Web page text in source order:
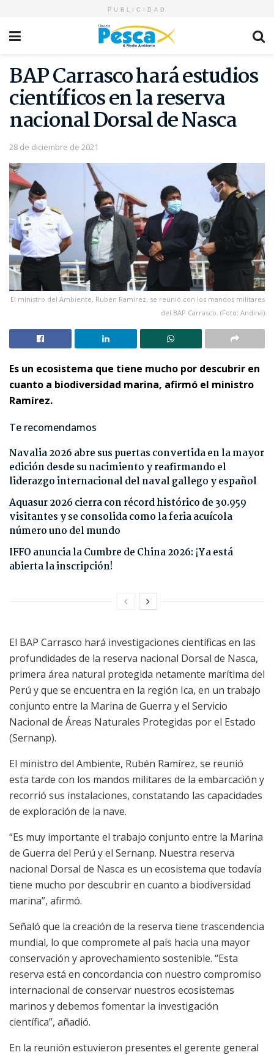
PUBLICIDAD
BAP Carrasco hará estudios
científicos en la reserva
nacional Dorsal de Nasca
28 de diciembre de 2021
El ministro del Ambiente, Rubén Ramírez, se reunió con los mandos militares
del BAP Carrasco. (Foto: Andina)
Es un ecosistema que tiene mucho por descubrir en
cuanto a biodiversidad marina, afirmó el ministro
Ramírez.
Te recomendamos
Navalia 2026 abre sus puertas convertida en la mayor
edición desde su nacimiento y reafirmando el
liderazgo internacional del naval gallego y español
Aquasur 2026 cierra con récord histórico de 30.959
visitantes y se consolida como la feria acuícola
número uno del mundo
IFFO anuncia la Cumbre de China 2026: ¡Ya está
abierta la inscripción!
El BAP Carrasco hará investigaciones científicas en las
profundidades de la reserva nacional Dorsal de Nasca,
primera área natural protegida netamente marítima del
Perú y que se encuentra en la región Ica, en un trabajo
conjunto entre la Marina de Guerra y el Servicio
Nacional de Áreas Naturales Protegidas por el Estado
(Sernanp).
El ministro del Ambiente, Rubén Ramírez, se reunió
esta tarde con los mandos militares de la embarcación y
recorrió sus instalaciones, constatando las capacidades
de exploración de la nave.
“Es muy importante el trabajo conjunto entre la Marina
de Guerra del Perú y el Sernanp. Nuestra reserva
nacional Dorsal de Nasca es un ecosistema que todavía
tiene mucho por descubrir en cuanto a biodiversidad
marina”, afirmó.
Señaló que la creación de la reserva tiene trascendencia
mundial, lo que compromete al país hacia una mayor
conservación y aprovechamiento sostenible. “Esta
reserva está en concordancia con nuestro compromiso
internacional de conservar nuestros ecosistemas
marinos y debemos fomentar la investigación
científica”, añadió.
En la reunión estuvieron presentes el gerente general